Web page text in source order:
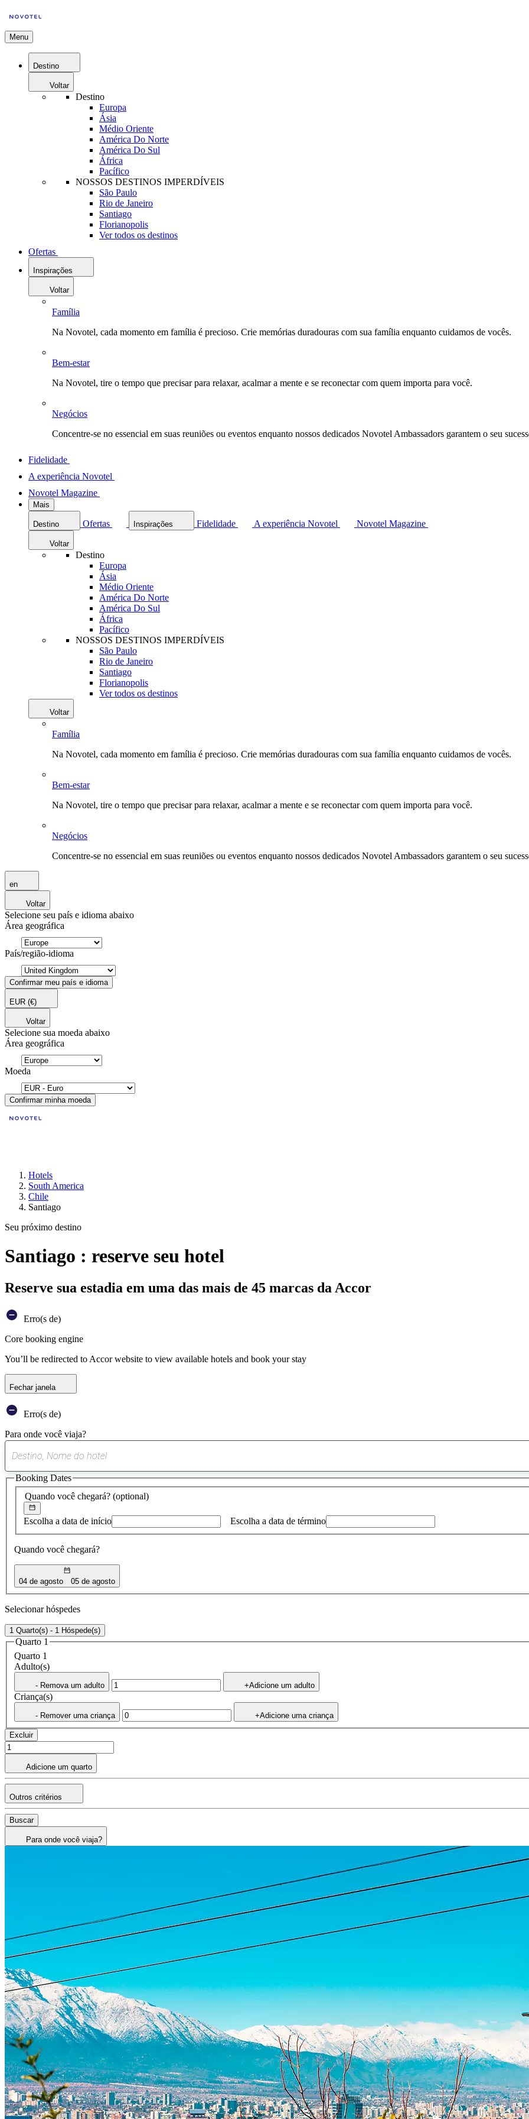
Menu
Destino
Voltar
Destino
Europa
Ásia
Médio Oriente
América Do Norte
América Do Sul
África
Pacífico
NOSSOS DESTINOS IMPERDÍVEIS
São Paulo
Rio de Janeiro
Santiago
Florianopolis
Ver todos os destinos
Ofertas
Inspirações
Voltar
Família
Na Novotel, cada momento em família é precioso. Crie memórias duradouras com sua família enquanto cuidamos de vocês.
Bem-estar
Na Novotel, tire o tempo que precisar para relaxar, acalmar a mente e se reconectar com quem importa para você.
Negócios
Concentre-se no essencial em suas reuniões ou eventos enquanto nossos dedicados Novotel Ambassadors garantem o seu
Fidelidade
A experiência Novotel
Novotel Magazine
Mais
Destino Ofertas Inspirações Fidelidade A experiência Novotel Novotel Magazine
Voltar
Destino
Europa
Ásia
Médio Oriente
América Do Norte
América Do Sul
África
Pacífico
NOSSOS DESTINOS IMPERDÍVEIS
São Paulo
Rio de Janeiro
Santiago
Florianopolis
Ver todos os destinos
Voltar
Família
Na Novotel, cada momento em família é precioso. Crie memórias duradouras com sua família enquanto cuidamos de vocês.
Bem-estar
Na Novotel, tire o tempo que precisar para relaxar, acalmar a mente e se reconectar com quem importa para você.
Negócios
Concentre-se no essencial em suas reuniões ou eventos enquanto nossos dedicados Novotel Ambassadors garantem o seu
en
Voltar
Selecione seu país e idioma abaixo
Área geográfica
País/região-idioma
Confirmar meu país e idioma
EUR (€)
Voltar
Selecione sua moeda abaixo
Área geográfica
Moeda
Confirmar minha moeda
Hotels
South America
Chile
Santiago
Seu próximo destino
Santiago : reserve seu hotel
Reserve sua estadia em uma das mais de 45 marcas da Accor
Erro(s de)
Core booking engine
You’ll be redirected to Accor website to view available hotels and book your stay
Fechar janela
Erro(s de)
Para onde você viaja?
sugestão
encontrada
Quando você chegará? (optional)
Escolha a data de início Escolha a data de término
Quando você chegará?
04 de agosto 05 de agosto
Booking Dates
Selecionar hóspedes
1 Quarto(s) - 1 Hóspede(s)
Quarto 1
Quarto 1
Adulto(s)
- Remova um adulto +Adicione um adulto
Criança(s)
- Remover uma criança +Adicione uma criança
Excluir
Adicione um quarto
Outros critérios
Buscar
Para onde você viaja?